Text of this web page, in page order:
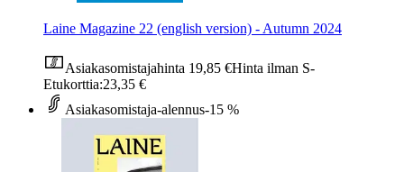
Laine Magazine 22 (english version) - Autumn 2024
Asiakasomistajahinta 19,85 €Hinta ilman S-
Etukorttia:23,35 €
Asiakasomistaja-alennus-15 %